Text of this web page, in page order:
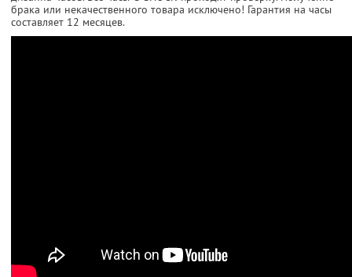
брака или некачественного товара исключено! Гарантия на часы
составляет 12 месяцев.